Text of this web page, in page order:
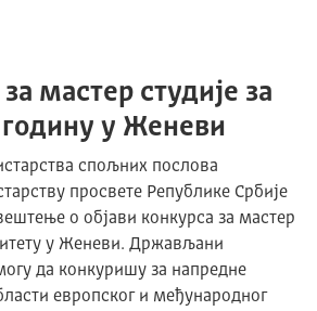
мастер студије за
у Женеви
спољних послова
просвете Републике Србије
о објави конкурса за мастер
у Женеви. Држављани
да конкуришу за напредне
европског и међународног